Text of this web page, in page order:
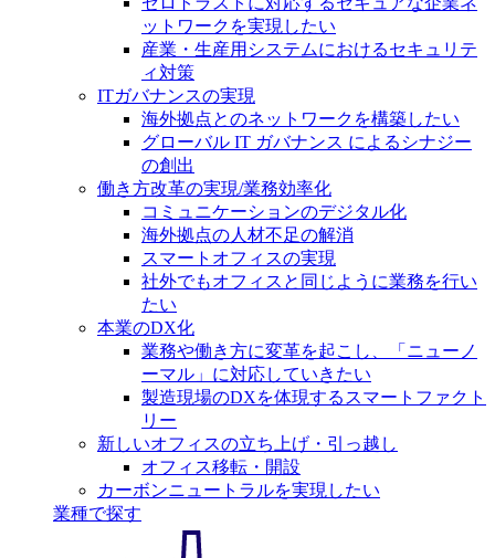
ットワークを実現したい
産業・生産用システムにおけるセキュリテ
ィ対策
ITガバナンスの実現
海外拠点とのネットワークを構築したい
グローバル IT ガバナンス によるシナジー
の創出
働き方改革の実現/業務効率化
コミュニケーションのデジタル化
海外拠点の人材不足の解消
スマートオフィスの実現
社外でもオフィスと同じように業務を行い
たい
本業のDX化
業務や働き方に変革を起こし、「ニューノ
ーマル」に対応していきたい
製造現場のDXを体現するスマートファクト
リー
新しいオフィスの立ち上げ・引っ越し
オフィス移転・開設
カーボンニュートラルを実現したい
業種で探す